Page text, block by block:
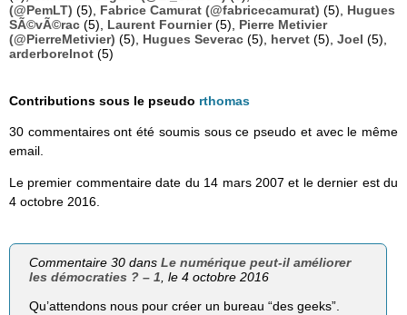
(@PemLT) (5), Fabrice Camurat (@fabricecamurat) (5), Hugues
SÃ©vÃ©rac (5), Laurent Fournier(5), Pierre Metivier
(@PierreMetivier) (5), Hugues Severac (5), hervet (5), Joel (5),
arderborelnot (5)
Contributions sous le pseudo rthomas
30 commentaires ont été soumis sous ce pseudo et avec le même
email.
Le premier commentaire date du 14 mars 2007 et le dernier est du
4 octobre 2016.
Commentaire 30 dansLe numérique peut-il améliorer
les démocraties ? – 1, le 4 octobre 2016
Qu’attendons nous pour créer un bureau “des geeks”.